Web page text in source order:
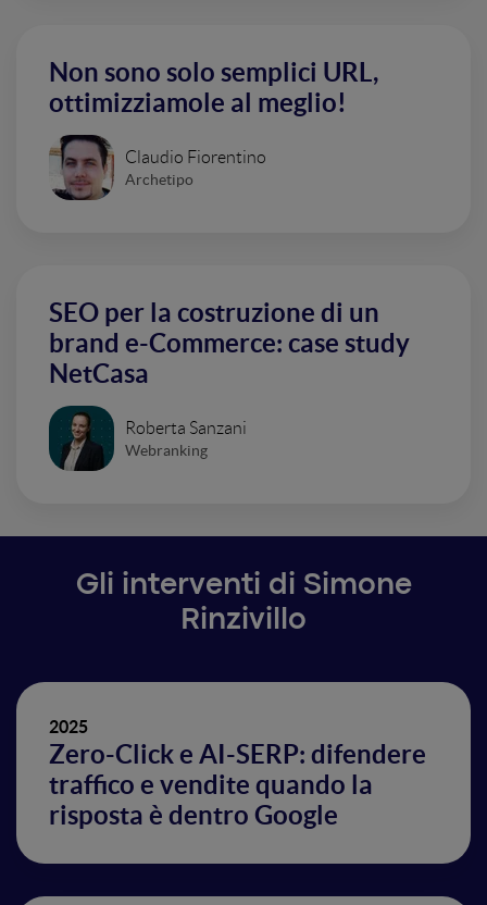
Non sono solo semplici URL,
ottimizziamole al meglio!
Claudio Fiorentino
Archetipo
SEO per la costruzione di un
brand e-Commerce: case study
NetCasa
Roberta Sanzani
Webranking
Gli interventi di Simone
Rinzivillo
2025
Zero-Click e AI-SERP: difendere
traffico e vendite quando la
risposta è dentro Google